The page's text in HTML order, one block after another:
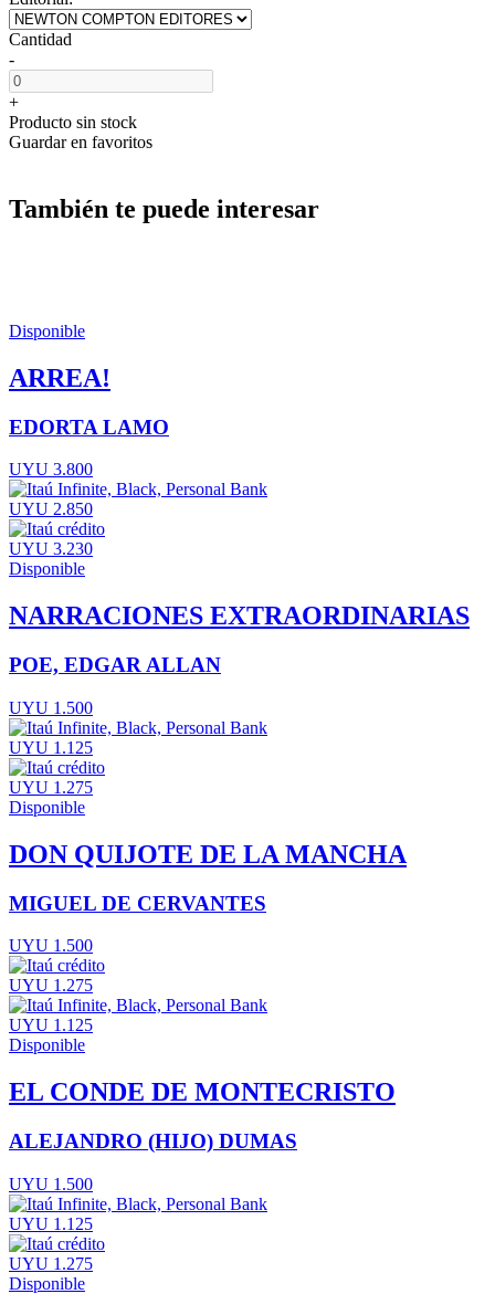
Cantidad
-
+
Producto sin stock
Guardar en favoritos
También te puede interesar
Disponible
ARREA!
EDORTA LAMO
UYU 3.800
UYU 2.850
UYU 3.230
Disponible
NARRACIONES EXTRAORDINARIAS
POE, EDGAR ALLAN
UYU 1.500
UYU 1.125
UYU 1.275
Disponible
DON QUIJOTE DE LA MANCHA
MIGUEL DE CERVANTES
UYU 1.500
UYU 1.275
UYU 1.125
Disponible
EL CONDE DE MONTECRISTO
ALEJANDRO (HIJO) DUMAS
UYU 1.500
UYU 1.125
UYU 1.275
Disponible